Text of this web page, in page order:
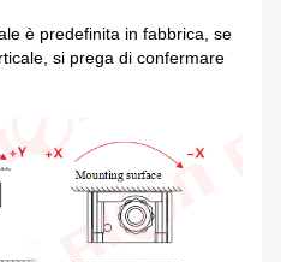
è predefinita in fabbrica, se
si prega di confermare